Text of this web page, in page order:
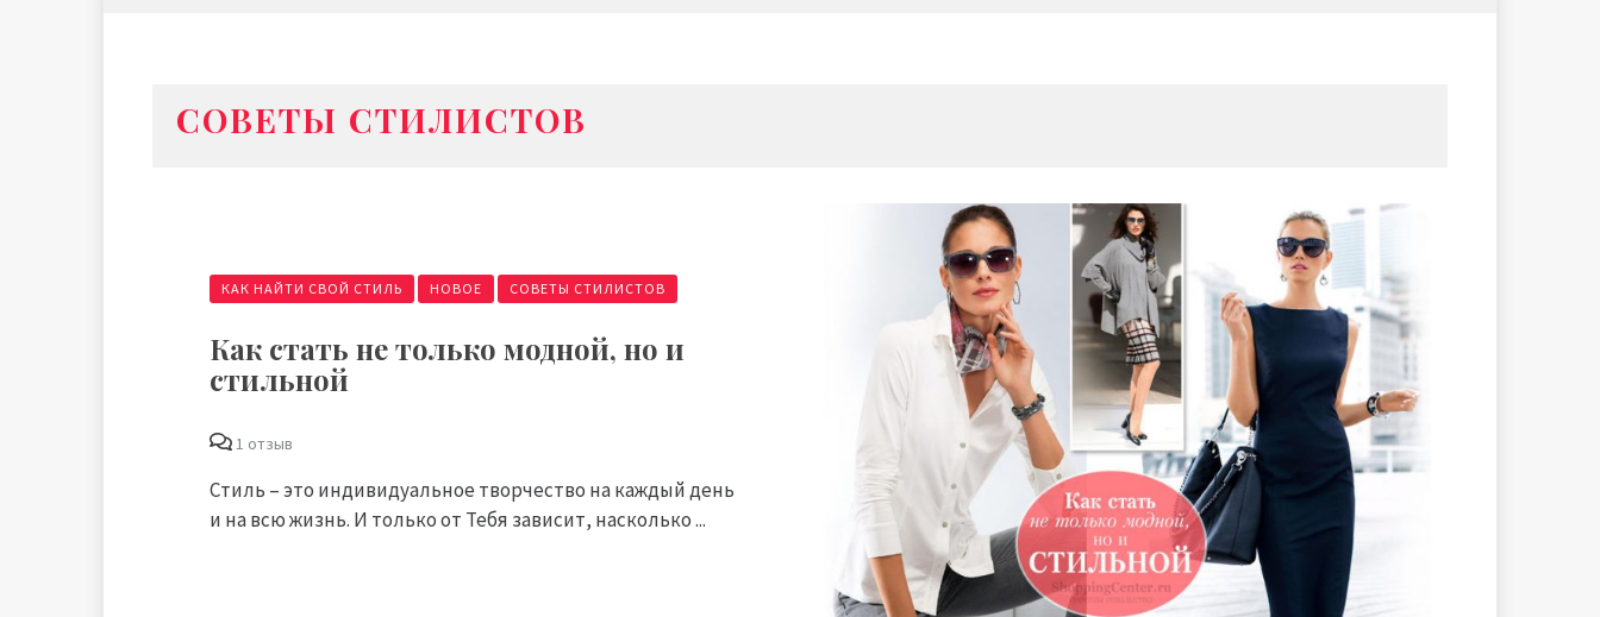
СОВЕТЫ СТИЛИСТОВ
КАК НАЙТИ СВОЙ СТИЛЬ НОВОЕ СОВЕТЫ СТИЛИСТОВ
Как стать не только модной, но и
стильной
1 отзыв
Стиль – это индивидуальное творчество на каждый день
и на всю жизнь. И только от Тебя зависит, насколько ...